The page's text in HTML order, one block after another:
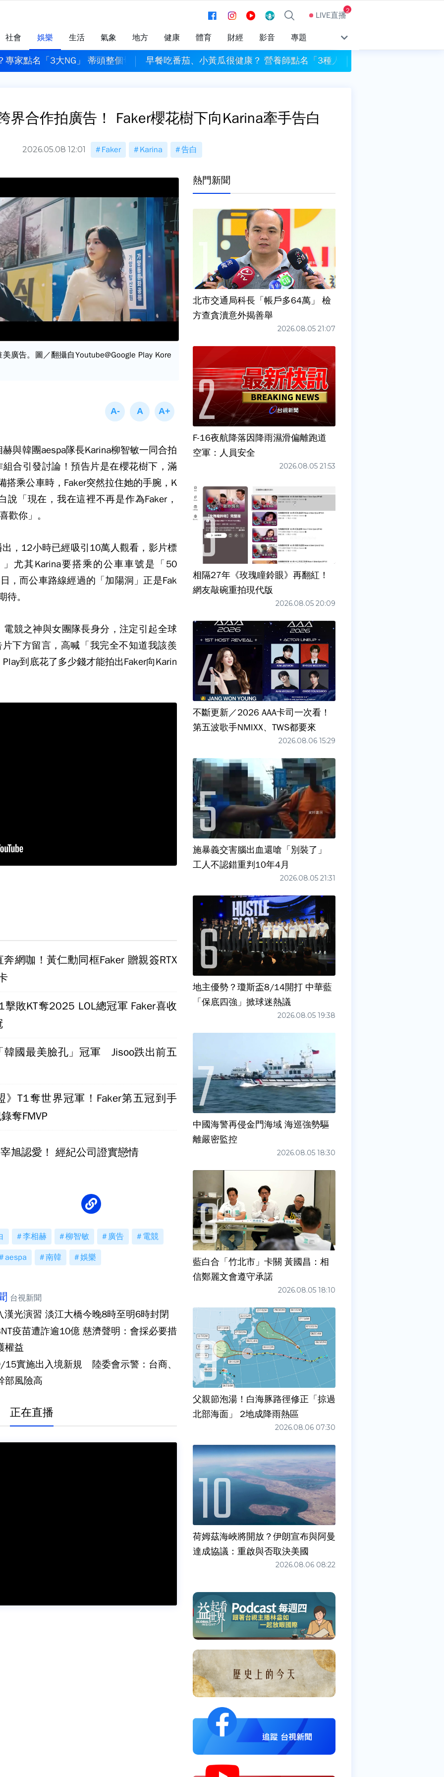
LIVE直播2
社會 娛樂 生活 氣象 地方 健康 體育 財經 影音 專題
專家點名「3大NG」 蒂頭整個切掉也錯早餐吃番茄、小黃瓜很健康？ 營養師點名「3種人」別生吃
界合作拍廣告！ Faker櫻花樹下向Karina牽手告白
2026.05.08 12:01 Faker Karina 告白
廣告。圖／翻攝自Youtube@Google Play Kore
與韓團aespa隊長Karina柳智敏一同合拍
組合引發討論！預告片是在櫻花樹下，滿
搭乘公車時，Faker突然拉住她的手腕，K
說「現在，我在這裡不再是作為Faker，
歡你」。
，12小時已經吸引10萬人觀看，影片標
尤其Karina要搭乘的公車車號是「50
，而公車路線經過的「加陽洞」正是Fak
待。
競之神與女團隊長身分，注定引起全球
下方留言，高喊「我完全不知道我該羨
到底花了多少錢才能拍出Faker向Karin
網咖！黃仁勳同框Faker 贈親簽RTX
擊敗KT奪2025 LOL總冠軍 Faker喜收
韓國最美臉孔」冠軍 Jisoo跌出前五
》T1奪世界冠軍！Faker第五冠到手
奪FMVP
旭認愛！ 經紀公司證實戀情
李相赫 柳智敏 廣告 電競
aespa 南韓 娛樂
台視新聞
漢光演習 淡江大橋今晚8時至明6時封閉
疫苗遭詐逾10億 慈濟聲明：會採必要措
權益
15實施出入境新規 陸委會示警：台商、
部風險高
正在直播
熱門新聞
北市交通局科長「帳戶多64萬」 檢
方查貪瀆意外揭善舉
2026.08.05 21:07
F-16夜航降落因降雨濕滑偏離跑道
空軍：人員安全
2026.08.05 21:53
相隔27年《玫瑰瞳鈴眼》再翻紅！
網友敲碗重拍現代版
2026.08.05 20:09
不斷更新／2026 AAA卡司一次看！
第五波歌手NMIXX、TWS都要來
2026.08.06 15:29
施暴義交害腦出血還嗆「別裝了」
工人不認錯重判10年4月
2026.08.05 21:31
地主優勢？瓊斯盃8/14開打 中華藍
「保底四強」掀球迷熱議
2026.08.05 19:38
中國海警再侵金門海域 海巡強勢驅
離嚴密監控
2026.08.05 18:30
藍白合「竹北市」卡關 黃國昌：相
信鄭麗文會遵守承諾
2026.08.05 18:10
父親節泡湯！白海豚路徑修正「掠過
北部海面」 2地成降雨熱區
2026.08.06 07:30
荷姆茲海峽將開放？伊朗宣布與阿曼
達成協議：重啟與否取決美國
2026.08.06 08:22